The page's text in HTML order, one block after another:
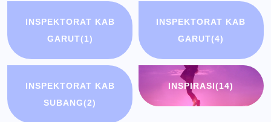
INSPEKTORAT KAB
GARUT(1)
INSPEKTORAT KAB
GARUT(4)
INSPEKTORAT KAB
SUBANG(2)
INSPIRASI(14)